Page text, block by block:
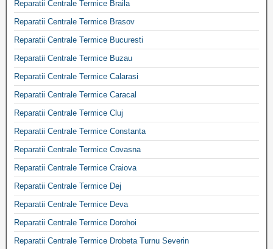
Reparatii Centrale Termice Braila
Reparatii Centrale Termice Brasov
Reparatii Centrale Termice Bucuresti
Reparatii Centrale Termice Buzau
Reparatii Centrale Termice Calarasi
Reparatii Centrale Termice Caracal
Reparatii Centrale Termice Cluj
Reparatii Centrale Termice Constanta
Reparatii Centrale Termice Covasna
Reparatii Centrale Termice Craiova
Reparatii Centrale Termice Dej
Reparatii Centrale Termice Deva
Reparatii Centrale Termice Dorohoi
Reparatii Centrale Termice Drobeta Turnu Severin